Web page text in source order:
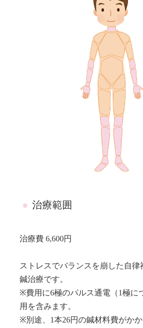
● 治療範囲
治療費 6,600円
ストレスでバランスを崩した自律
鍼治療です。
※費用に6極のパルス通電（1極に
用を含みます。
※別途、1本26円の鍼材料費がかか